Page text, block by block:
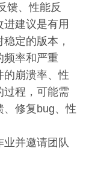
馈、性能反
建议是有用
定的版本，
频率和严重
的崩溃率、性
过程，可能需
、修复bug、性
并邀请团队